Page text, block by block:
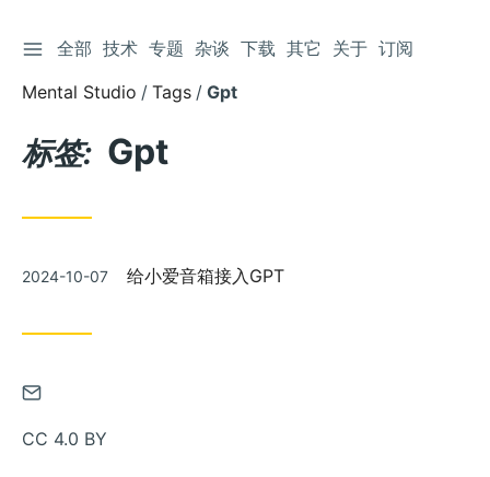
跳
到
章
切换侧边栏
全部 技术 专题 杂谈 下载 其它 关于 订阅
Mental Studio
Tags Gpt
标签: Gpt
发
2024-10-07 给小爱音箱接入GPT
通
邮
CC 4.0 BY